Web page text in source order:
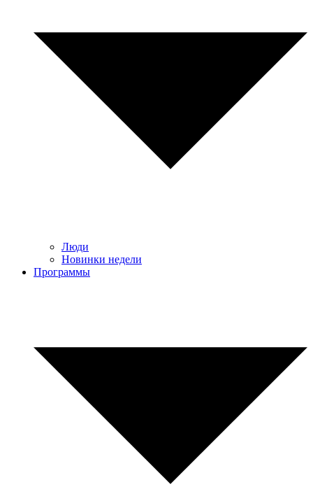
Люди
Новинки недели
Программы